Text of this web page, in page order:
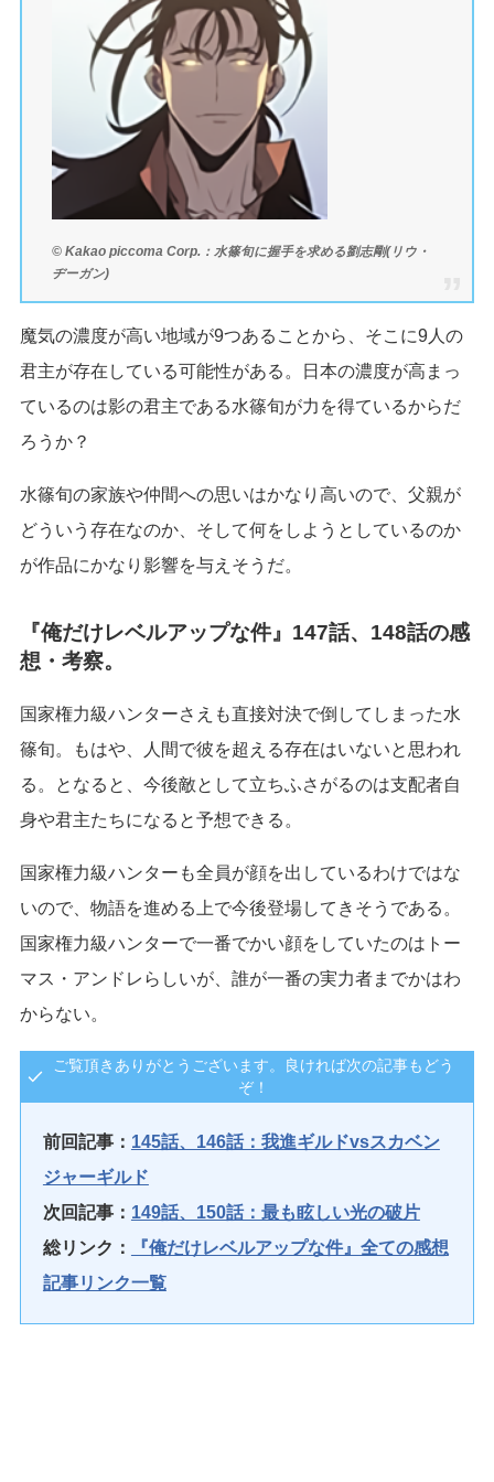
© Kakao piccoma Corp.：水篠旬に握手を求める劉志剛(リウ・
ヂーガン)
魔気の濃度が高い地域が9つあることから、そこに9人の
君主が存在している可能性がある。日本の濃度が高まっ
ているのは影の君主である水篠旬が力を得ているからだ
ろうか？
水篠旬の家族や仲間への思いはかなり高いので、父親が
どういう存在なのか、そして何をしようとしているのか
が作品にかなり影響を与えそうだ。
『俺だけレベルアップな件』147話、148話の感
想・考察。
国家権力級ハンターさえも直接対決で倒してしまった水
篠旬。もはや、人間で彼を超える存在はいないと思われ
る。となると、今後敵として立ちふさがるのは支配者自
身や君主たちになると予想できる。
国家権力級ハンターも全員が顔を出しているわけではな
いので、物語を進める上で今後登場してきそうである。
国家権力級ハンターで一番でかい顔をしていたのはトー
マス・アンドレらしいが、誰が一番の実力者までかはわ
からない。
ご覧頂きありがとうございます。良ければ次の記事もどう
ぞ！
前回記事： 145話、146話：我進ギルドvsスカベン
ジャーギルド
次回記事： 149話、150話：最も眩しい光の破片
総リンク：
『俺だけレベルアップな件』全ての感想
記事リンク一覧